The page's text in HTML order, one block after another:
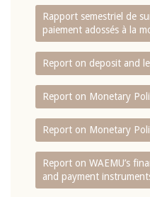
Rapport semestriel de
paiement adossés à la
Report on deposit and
Report on Monetary
Report on Monetary
Report on WAEMU’s
and payment